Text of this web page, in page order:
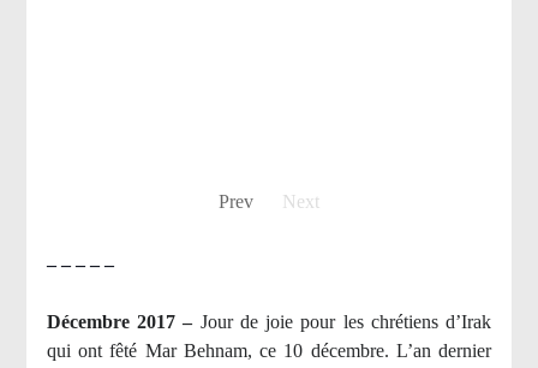
Prev Next
– – – – –
Décembre 2017 – Jour de joie pour les chrétiens d’Irak
qui ont fêté Mar Behnam, ce 10 décembre. L’an dernier